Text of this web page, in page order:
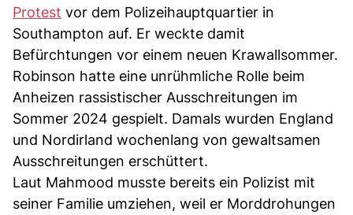
Protest vor dem Polizeihauptquartier in
Southampton auf. Er weckte damit
Befürchtungen vor einem neuen Krawallsommer.
Robinson hatte eine unrühmliche Rolle beim
Anheizen rassistischer Ausschreitungen im
Sommer 2024 gespielt. Damals wurden England
und Nordirland wochenlang von gewaltsamen
Ausschreitungen erschüttert.
Laut Mahmood musste bereits ein Polizist mit
seiner Familie umziehen, weil er Morddrohungen